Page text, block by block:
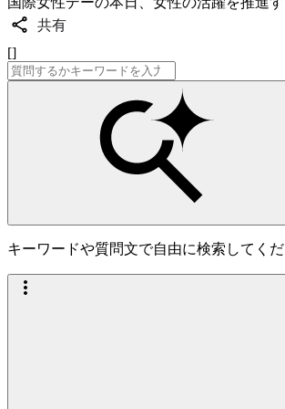
共有
[]
キーワードや質問文で自由に検索してく